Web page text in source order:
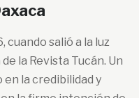
cuando salió a la luz
la Revista Tucán. Un
la credibilidad y